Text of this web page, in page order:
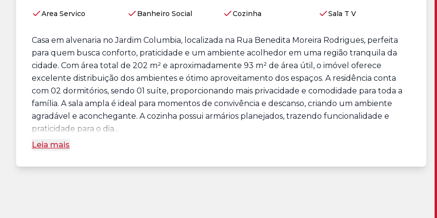
Area Servico Banheiro Social Cozinha Sala T V
Casa em alvenaria no Jardim Columbia, localizada na Rua Benedita Moreira Rodrigues, perfeita
para quem busca conforto, praticidade e um ambiente acolhedor em uma região tranquila da
cidade. Com área total de 202 m² e aproximadamente 93 m² de área útil, o imóvel oferece
excelente distribuição dos ambientes e ótimo aproveitamento dos espaços. A residência conta
com 02 dormitórios, sendo 01 suíte, proporcionando mais privacidade e comodidade para toda a
família. A sala ampla é ideal para momentos de convivência e descanso, criando um ambiente
agradável e aconchegante. A cozinha possui armários planejados, trazendo funcionalidade e
praticidade para o dia...
Leia mais